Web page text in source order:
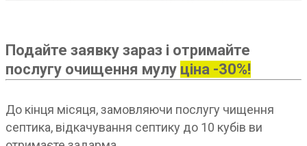
Подайте заявку зараз і отримайте
послугу очищення мулу ціна -30%!
До кінця місяця, замовляючи послугу чищення
септика, відкачування септику до 10 кубів ви